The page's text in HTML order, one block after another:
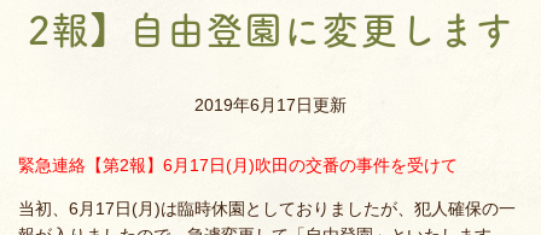
2報】自由登園に変更します
2019年6月17日更新
緊急連絡【第2報】6月17日(月)吹田の交番の事件を受けて
当初、6月17日(月)は臨時休園としておりましたが、犯人確保の一